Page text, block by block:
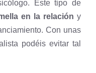
Este tipo de
en la relación y
Con unas
podéis evitar tal